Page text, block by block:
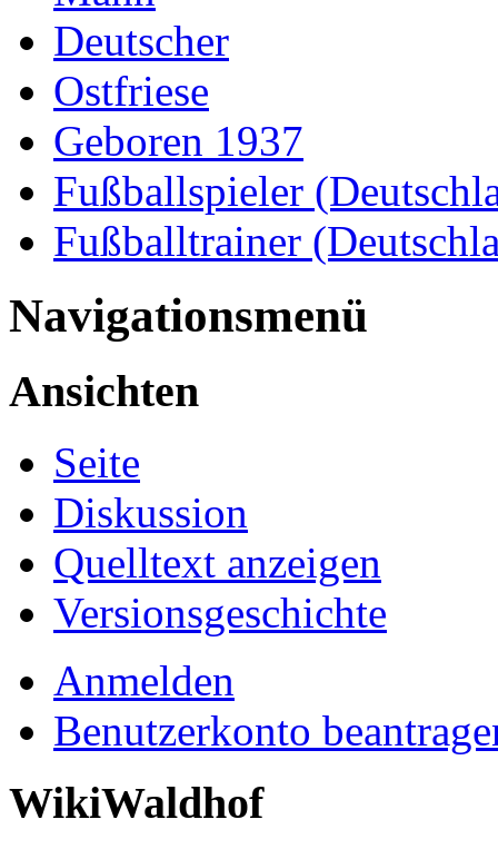
Deutscher
Ostfriese
Geboren 1937
Fußballspieler
Fußballtrainer
Navigationsmenü
Ansichten
Seite
Diskussion
Quelltext anzeigen
Versionsgeschichte
Anmelden
Benutzerkonto
WikiWaldhof